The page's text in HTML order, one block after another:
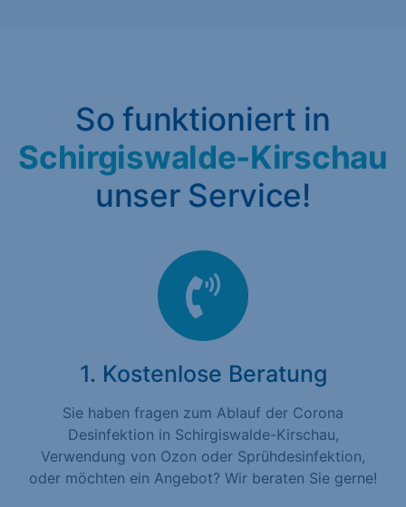
So funktioniert in
Schirgiswalde-Kirschau
unser Service!
1. Kostenlose Beratung
Sie haben fragen zum Ablauf der Corona
Desinfektion in Schirgiswalde-Kirschau,
Verwendung von Ozon oder Sprühdesinfektion,
oder möchten ein Angebot? Wir beraten Sie gerne!